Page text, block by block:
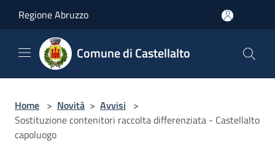
Regione Abruzzo
Comune di Castellalto
Home > Novità > Avvisi >
Sostituzione contenitori raccolta differenziata - Castellalto
capoluogo